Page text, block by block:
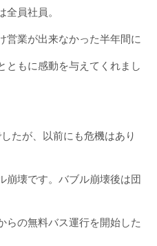
員社員。
営業が出来なかった半年間に
ともに感動を与えてくれまし
たが、以前にも危機はあり
崩壊です。バブル崩壊後は団
らの無料バス運行を開始した